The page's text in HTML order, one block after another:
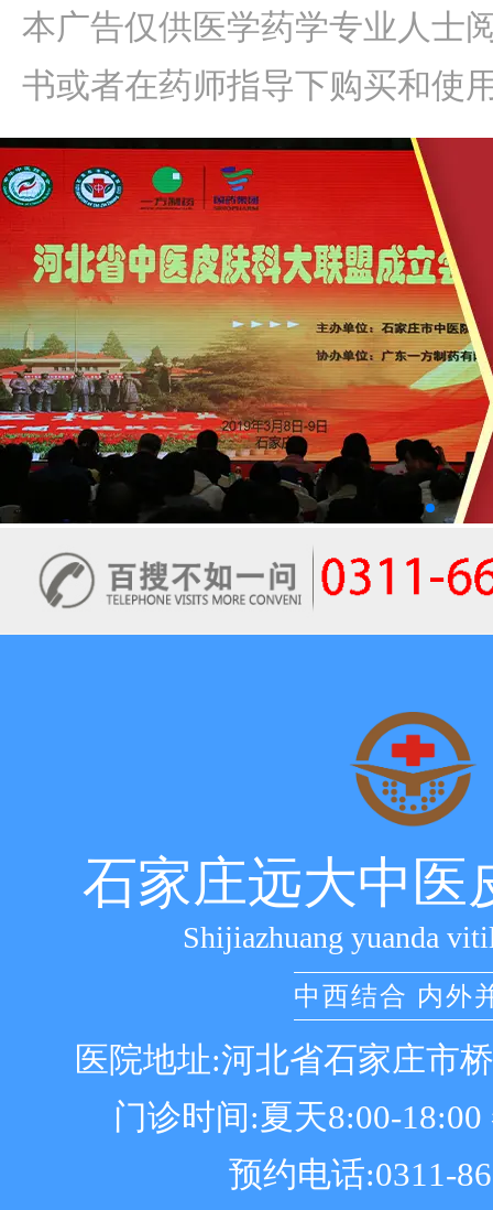
本广告仅供医学药学专业人士
书或者在药师指导下购买和使
石家庄远大中医
Shijiazhuang yuanda
中西结合 内外
医院地址:河北省石家庄市
门诊时间:夏天8:00-18:00
预约电话:0311-